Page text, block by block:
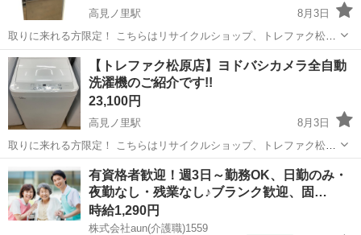
高見ノ里駅
8月3日
取りに来れる方限定！ こちらはリサイクルショップ、トレファク松原
店からの出品です。 ●商品情報 アイテム名：2ドア冷蔵庫 メーカー：
ニトリ 年式：2022年製 型番：NTR-106BK 状態：中古品の為細々...
大阪 松原市 高見ノ里駅 キッチン家電
【トレファク松原店】ヨドバシカメラ全自動
洗濯機のご紹介です!!
23,100円
高見ノ里駅
8月3日
取りに来れる方限定！ こちらはリサイクルショップ、トレファク松原
店からの出品です。 ●商品情報 アイテム名：全自動洗濯機 メーカー：
ヨドバシカメラ 年式：2025年製 型番：HYW-T70 状態：中古品の為...
松原市 高見ノ里駅 生活家電 ヨドバシカメラ
有資格者歓迎！週3日～勤務OK、日勤のみ・
夜勤なし・残業なし♪ブランク歓迎、固…
時給1,290円
株式会社aun(介護職)1559